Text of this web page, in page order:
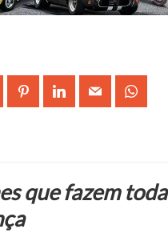
que fazem toda